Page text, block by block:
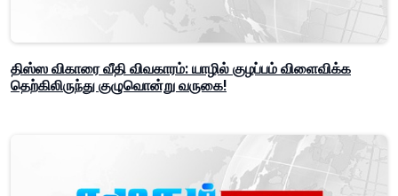
திஸ்ஸ விகாரை வீதி விவகாரம்: யாழில் குழப்பம் விளைவிக்க
தெற்கிலிருந்து குழுவொன்று வருகை!